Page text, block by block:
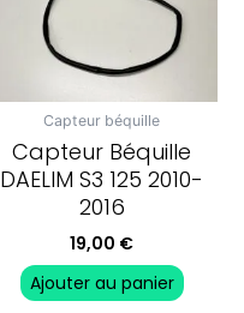
Capteur béquille
Capteur Béquille
DAELIM S3 125 2010-
2016
19,00 €
Ajouter au panier